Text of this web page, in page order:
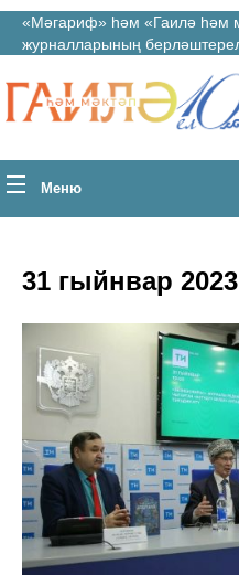
«Мәгариф» һәм «Гаилә һәм
журналларының
Меню
31 гыйнвар